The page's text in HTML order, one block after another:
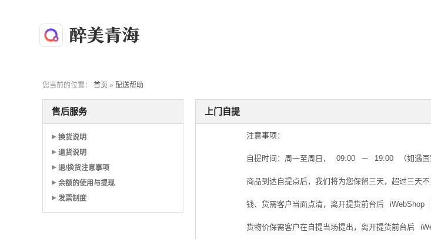
您当前的位置： 首页 » 配送帮助
上门自提
注意事项：
自提时间：周一至周日， 09:00 － 19:00 （如遇
商品到达自提点后，我们将为您保留三天，超过三天
钱、货需客户当面点清，离开提货前台后 iWebShop
货物价保需客户在自提当场提出，离开提货前台后
售后服务
换货说明
退货说明
退/换货注意事项
余额的使用与提现
发票制度